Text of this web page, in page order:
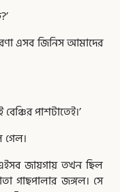
এসব জিনিস আমাদের
পাশটাতেই।’
গেল।
জায়গায় তখন ছিল
গাছপালার জঙ্গল। সে